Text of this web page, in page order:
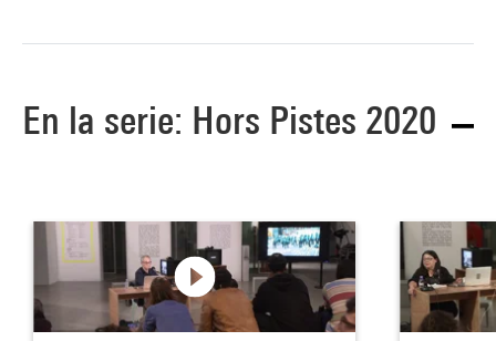
En la serie: Hors Pistes 2020